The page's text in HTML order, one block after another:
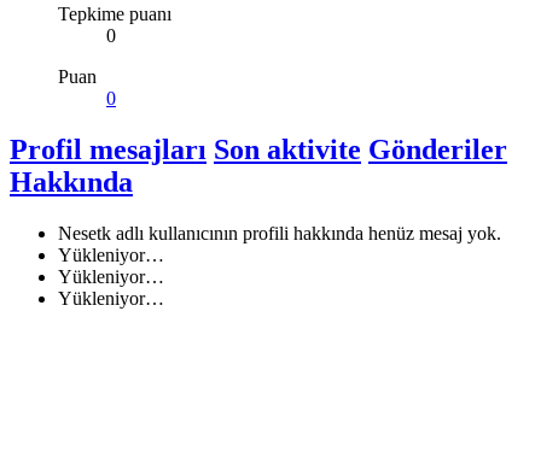
Tepkime puanı
0
Puan
0
Profil mesajları Son aktivite Gönderiler
Hakkında
Nesetk adlı kullanıcının profili hakkında henüz mesaj yok.
Yükleniyor…
Yükleniyor…
Yükleniyor…